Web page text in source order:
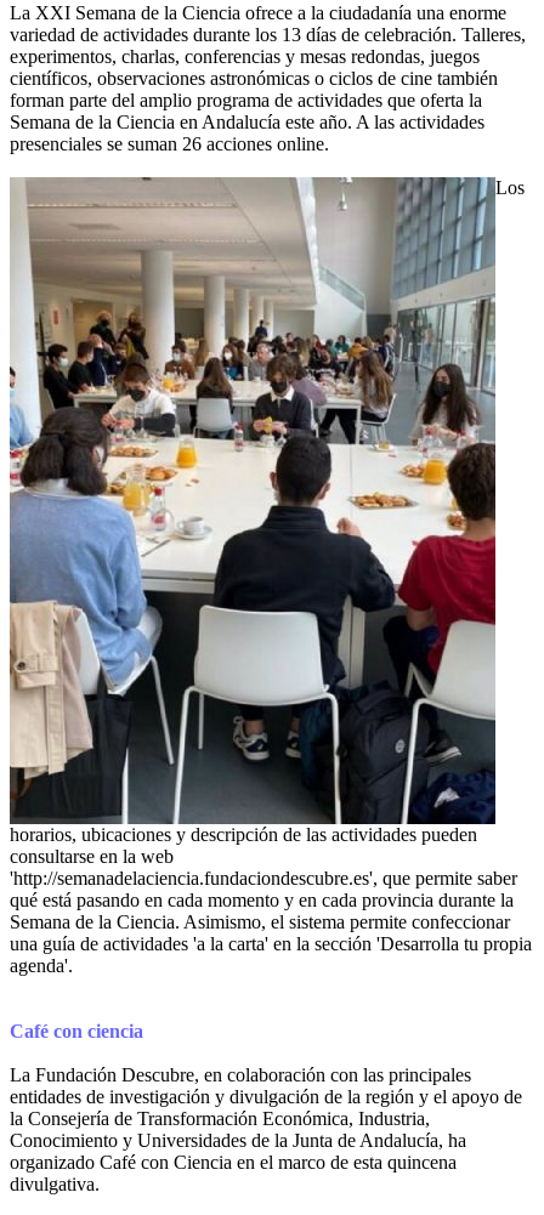
La XXI Semana de la Ciencia ofrece a la ciudadanía una enorme
variedad de actividades durante los 13 días de celebración. Talleres,
experimentos, charlas, conferencias y mesas redondas, juegos
científicos, observaciones astronómicas o ciclos de cine también
forman parte del amplio programa de actividades que oferta la
Semana de la Ciencia en Andalucía este año. A las actividades
presenciales se suman 26 acciones online.
Los
horarios, ubicaciones y descripción de las actividades pueden
consultarse en la web
'http://semanadelaciencia.fundaciondescubre.es', que permite saber
qué está pasando en cada momento y en cada provincia durante la
Semana de la Ciencia. Asimismo, el sistema permite confeccionar
una guía de actividades 'a la carta' en la sección 'Desarrolla tu propia
agenda'.
Café con ciencia
La Fundación Descubre, en colaboración con las principales
entidades de investigación y divulgación de la región y el apoyo de
la Consejería de Transformación Económica, Industria,
Conocimiento y Universidades de la Junta de Andalucía, ha
organizado Café con Ciencia en el marco de esta quincena
divulgativa.